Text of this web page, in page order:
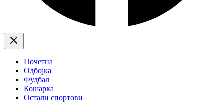
Почетна
Одбојка
Фудбал
Кошарка
Остали спортови